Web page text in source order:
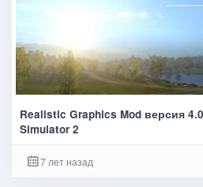
Realistic Graphics Mod версия
Simulator 2
7 лет назад